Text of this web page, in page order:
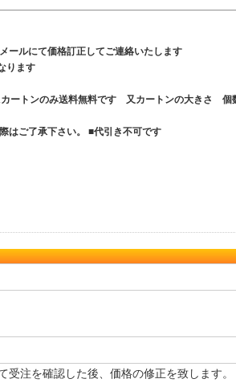
ールにて価格訂正してご連絡いたします
ります
カートンのみ送料無料です 又カートンの大きさ 個
はご了承下さい。 ■代引き不可です
注を確認した後、価格の修正を致します。